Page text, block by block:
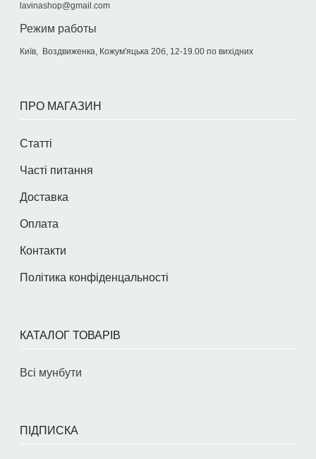
lavinashop@gmail.com
Режим работы
Київ, Воздвиженка, Кожум'яцька 20б, 12-19.00 по вихідних
ПРО МАГАЗИН
Статті
Часті питання
Доставка
Оплата
Контакти
Політика конфіденцальності
КАТАЛОГ ТОВАРІВ
Всі мунбути
ПІДПИСКА